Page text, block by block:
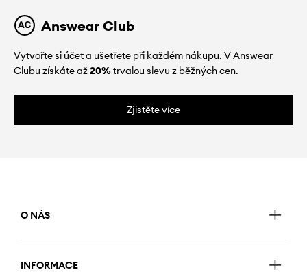
Answear Club
Vytvořte si účet a ušetřete při každém nákupu. V Answear
Clubu získáte až20%trvalou slevu z běžných cen.
Zjistěte více
O NÁS
INFORMACE